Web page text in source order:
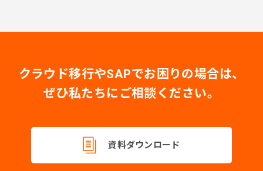
クラウド移行やSAPでお困りの場合は、
ぜひ私たちにご相談ください。
資料ダウンロード